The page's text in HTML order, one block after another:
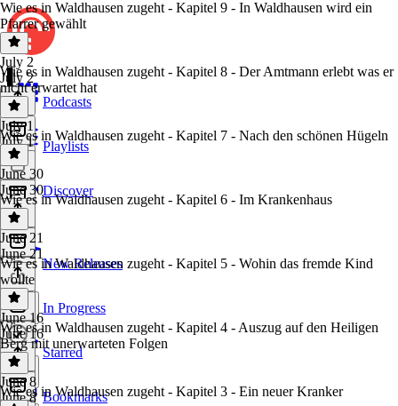
Podcasts
Playlists
Discover
New Releases
In Progress
Starred
Bookmarks
Wie es in Waldhausen zugeht - Kapitel 9 - In Waldhausen wird ein
Pfarrer gewählt
July 2
July 2
Wie es in Waldhausen zugeht - Kapitel 8 - Der Amtmann erlebt was er
nicht erwartet hat
July 1
July 1
Wie es in Waldhausen zugeht - Kapitel 7 - Nach den schönen Hügeln
June 30
June 30
Wie es in Waldhausen zugeht - Kapitel 6 - Im Krankenhaus
June 21
June 21
Wie es in Waldhausen zugeht - Kapitel 5 - Wohin das fremde Kind
wollte
June 16
June 16
Wie es in Waldhausen zugeht - Kapitel 4 - Auszug auf den Heiligen
Berg mit unerwarteten Folgen
June 8
June 8
Wie es in Waldhausen zugeht - Kapitel 3 - Ein neuer Kranker